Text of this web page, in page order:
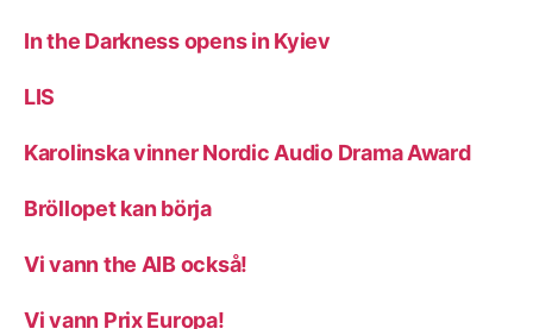
In the Darkness opens in Kyiev
LIS
Karolinska vinner Nordic Audio Drama Award
Bröllopet kan börja
Vi vann the AIB också!
Vi vann Prix Europa!